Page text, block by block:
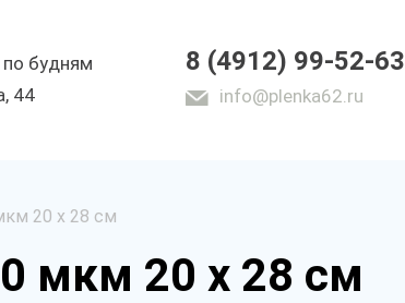
по будням
44
8 (4912) 99-52-63
info@plenka62.ru
20 х 28 см
мкм 20 х 28 см